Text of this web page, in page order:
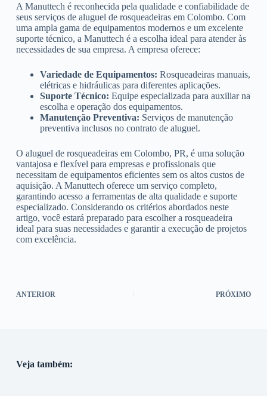
A Manuttech é reconhecida pela qualidade e confiabilidade de
seus serviços de aluguel de rosqueadeiras em Colombo. Com
uma ampla gama de equipamentos modernos e um excelente
suporte técnico, a Manuttech é a escolha ideal para atender às
necessidades de sua empresa. A empresa oferece:
Variedade de Equipamentos: Rosqueadeiras manuais,
elétricas e hidráulicas para diferentes aplicações.
Suporte Técnico: Equipe especializada para auxiliar na
escolha e operação dos equipamentos.
Manutenção Preventiva: Serviços de manutenção
preventiva inclusos no contrato de aluguel.
O aluguel de rosqueadeiras em Colombo, PR, é uma solução
vantajosa e flexível para empresas e profissionais que
necessitam de equipamentos eficientes sem os altos custos de
aquisição. A Manuttech oferece um serviço completo,
garantindo acesso a ferramentas de alta qualidade e suporte
especializado. Considerando os critérios abordados neste
artigo, você estará preparado para escolher a rosqueadeira
ideal para suas necessidades e garantir a execução de projetos
com excelência.
ANTERIOR PRÓXIMO
Veja também: